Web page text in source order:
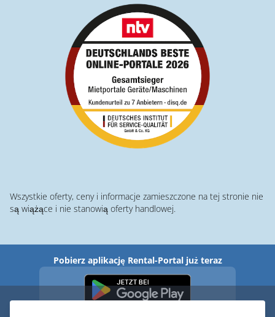
Wszystkie oferty, ceny i informacje zamieszczone na tej stronie nie
są wiążące i nie stanowią oferty handlowej.
Pobierz aplikację Rental-Portal już teraz